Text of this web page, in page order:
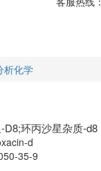
析化学
D8;环丙沙星杂质-d8
d
35-9